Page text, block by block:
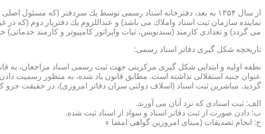
از سال ۱۳۵۴ به بعد، دفترخانه اسناد رسمی توسط یك سردفتر (كه
نماینده سازمان ثبت اسناد واملاك می باشد) و عنداللزوم یك دفتریار دوم (كه
می گردد) و تعدادی كارمند (سندنویس، ثبات واپراتور كامپیوتر و كارمند خدماتی)
تاریخچه شكل گیری دفاتر اسناد رسمی:
گردید. مباشرین ثبت اسناد (اسلاف دولتی سران دفاتر امروزی)، در حقیقت جزو كارمندان اداره ثبت
الف: ثبت اسنادی كه نزد آنان می آورند.
ب: دادن صورت از ثبت دفاتر اسناد و سواد از اسناد ثبت شده.
ج: انجام تصدیقات (مبنای امروزین گواهی امضا ء